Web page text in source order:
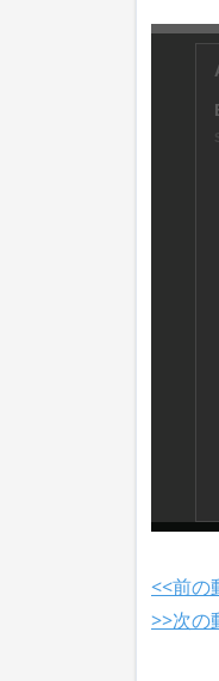
<<前の
>>次の